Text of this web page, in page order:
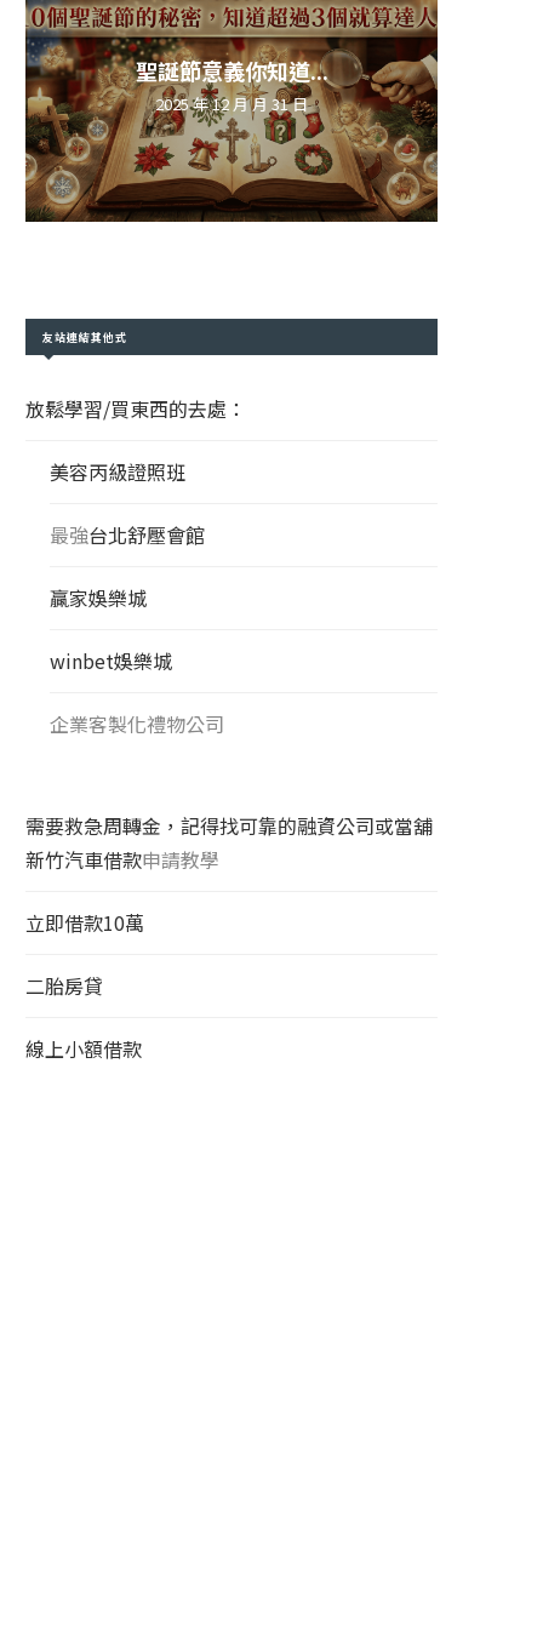
聖誕節意義你知道...
2025 年 12 月 月 31 日
友站連結其他式
放鬆學習/買東西的去處：
美容丙級證照班
最強台北舒壓會館
贏家娛樂城
winbet娛樂城
企業客製化禮物公司
需要救急周轉金，記得找可靠的融資公司或當舖
新竹汽車借款申請教學
立即借款10萬
二胎房貸
線上小額借款